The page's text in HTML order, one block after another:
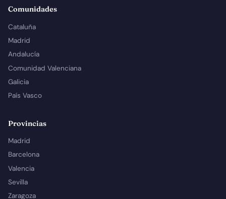
Comunidades
Cataluña
Madrid
Andalucía
Comunidad Valenciana
Galicia
País Vasco
Provincias
Madrid
Barcelona
Valencia
Sevilla
Zaragoza